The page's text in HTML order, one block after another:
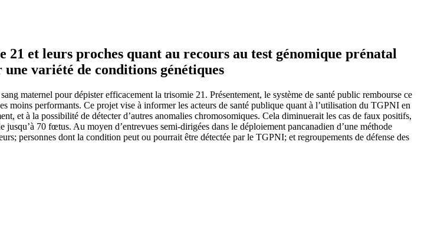
et leurs proches quant au recours au test génomique prénatal
variété de conditions génétiques
maternel pour dépister efficacement la trisomie 21. Présentement, le système de santé public rembourse ce
moins performants. Ce projet vise à informer les acteurs de santé publique quant à l’utilisation du TGPNI en
et à la possibilité de détecter d’autres anomalies chromosomiques. Cela diminuerait les cas de faux positifs,
70 fœtus. Au moyen d’entrevues semi-dirigées dans le déploiement pancanadien d’une méthode
personnes dont la condition peut ou pourrait être détectée par le TGPNI; et regroupements de défense des